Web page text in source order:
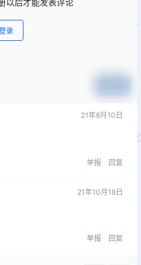
录
21年8月10日
举报 回复
21年10月18日
举报 回复